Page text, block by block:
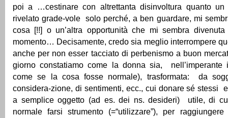
poi a …cestinare con altrettanta disinvoltura quanto
rivelato grade-vole solo perché, a ben guardare, mi
cosa [!!] o un’altra opportunità che mi sembra
momento… Decisamente, credo sia meglio interrompere
anche per non esser tacciato di perbenismo a buon
giorno constatiamo come la donna sia, nell’imperante
come se la cosa fosse normale), trasformata: da
considera-zione, di sentimenti, ecc., cui donare sé stessi
a semplice oggetto (ad es. dei ns. desideri) utile, di
normale farsi strumento (=“utilizzare”), per